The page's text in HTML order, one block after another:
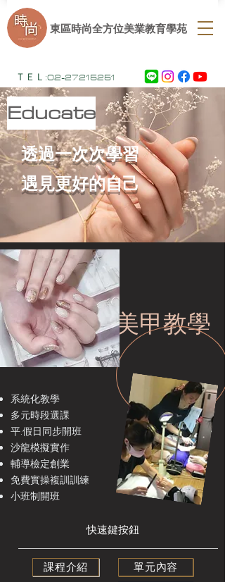
ＴＥＬ:02-27215251
​東區時尚全方位美業教育學苑
Educate
透過一次次學習
遇見更好的自己
美甲教學
系統化教學
多元時段選課
平.假日同步開班
沙龍模擬實作
輔導檢定創業
免費實操複訓訓練
​小班制開班
​快速鍵按鈕
課程介紹
單元內容